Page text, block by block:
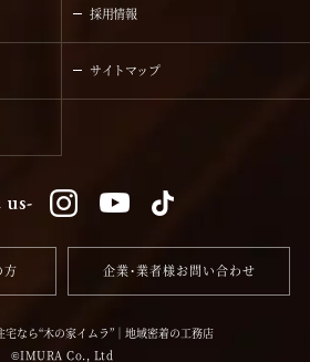
採用情報
サイトマップ
us-
方 企業・業者様お問い合わせ
宅なら“木の家イムラ”｜地域密着の工務店
©️IMURA Co., Ltd